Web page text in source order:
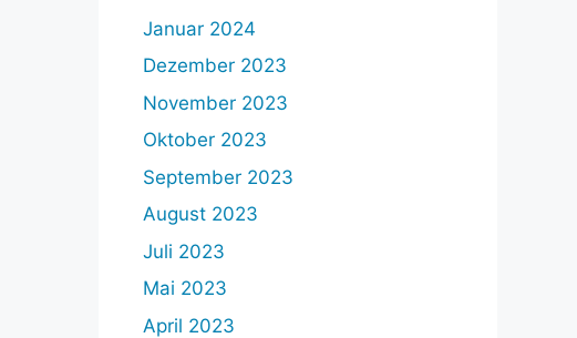
Januar 2024
Dezember 2023
November 2023
Oktober 2023
September 2023
August 2023
Juli 2023
Mai 2023
April 2023